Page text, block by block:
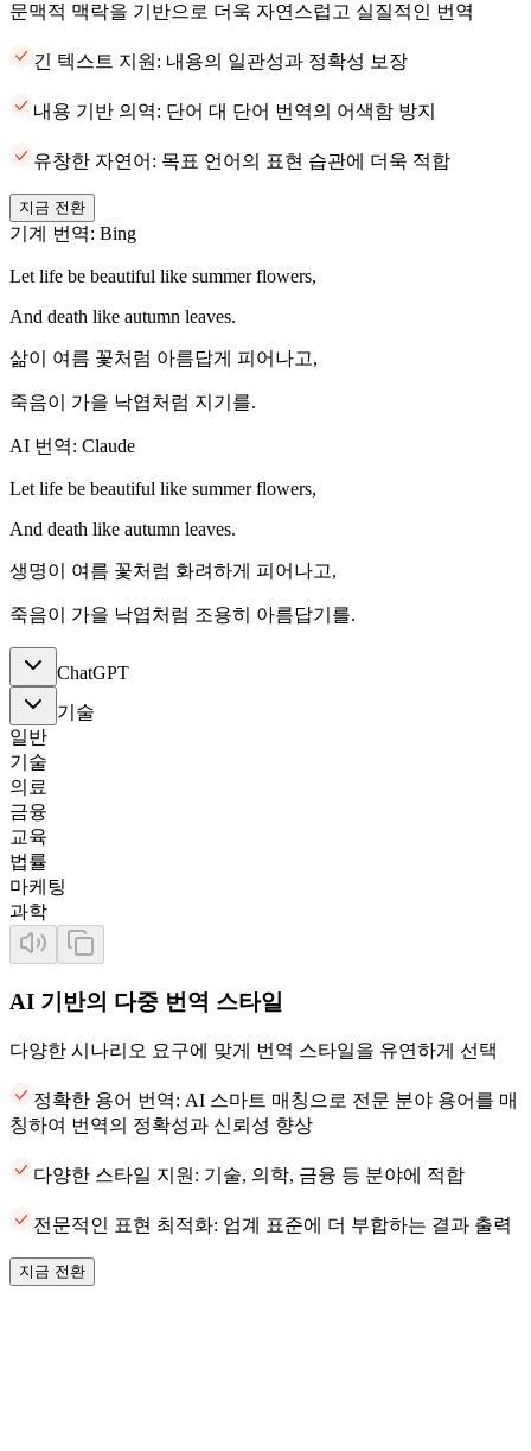
문맥적 맥락을 기반으로 더욱 자연스럽고 실질적인 번역
긴 텍스트 지원: 내용의 일관성과 정확성 보장
내용 기반 의역: 단어 대 단어 번역의 어색함 방지
유창한 자연어: 목표 언어의 표현 습관에 더욱 적합
지금 전환
기계 번역: Bing
Let life be beautiful like summer flowers,
And death like autumn leaves.
삶이 여름 꽃처럼 아름답게 피어나고,
죽음이 가을 낙엽처럼 지기를.
AI 번역: Claude
Let life be beautiful like summer flowers,
And death like autumn leaves.
생명이 여름 꽃처럼 화려하게 피어나고,
죽음이 가을 낙엽처럼 조용히 아름답기를.
ChatGPT
기술
일반
기술
의료
금융
교육
법률
마케팅
과학
AI 기반의 다중 번역 스타일
다양한 시나리오 요구에 맞게 번역 스타일을 유연하게 선택
정확한 용어 번역: AI 스마트 매칭으로 전문 분야 용어를 매
칭하여 번역의 정확성과 신뢰성 향상
다양한 스타일 지원: 기술, 의학, 금융 등 분야에 적합
전문적인 표현 최적화: 업계 표준에 더 부합하는 결과 출력
지금 전환